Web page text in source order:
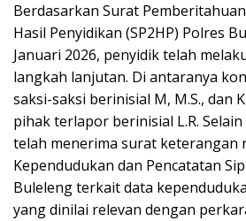
Berdasarkan Surat
Hasil Penyidikan (SP2HP) Polres
Januari 2026, penyidik telah
langkah lanjutan. Di antaranya
saksi-saksi berinisial M, M.S., dan
pihak terlapor berinisial L.R.
telah menerima surat keterangan
Kependudukan dan Pencatatan
Buleleng terkait data
yang dinilai relevan dengan